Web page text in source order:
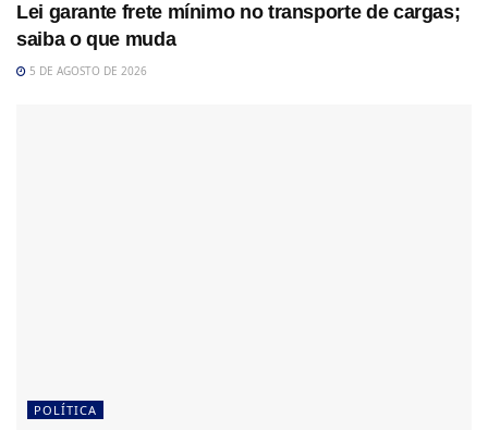
Lei garante frete mínimo no transporte de cargas;
saiba o que muda
5 DE AGOSTO DE 2026
POLÍTICA